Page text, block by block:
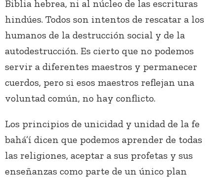
Biblia hebrea, ni al núcleo de las escrituras
hindúes. Todos son intentos de rescatar a los
humanos de la destrucción social y de la
autodestrucción. Es cierto que no podemos
servir a diferentes maestros y permanecer
cuerdos, pero si esos maestros reflejan una
voluntad común, no hay conflicto.
Los principios de unicidad y unidad de la fe
bahá’í dicen que podemos aprender de todas
las religiones, aceptar a sus profetas y sus
enseñanzas como parte de un único plan